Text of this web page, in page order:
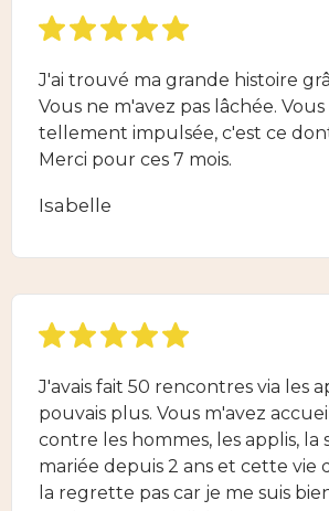
J'ai trouvé ma grande histoire
Vous ne m'avez pas lâchée.
tellement impulsée, c'est ce
Merci pour ces 7 mois.
Isabelle
J'avais fait 50 rencontres via les
pouvais plus. Vous m'avez
contre les hommes, les applis, la
mariée depuis 2 ans et cette vie
la regrette pas car je me suis